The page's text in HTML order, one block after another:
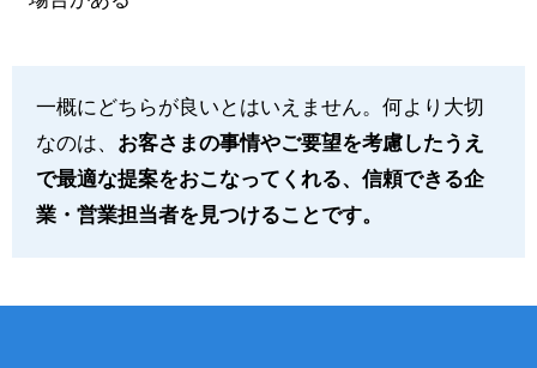
一概にどちらが良いとはいえません。何より大切
なのは、 お客さまの事情やご要望を考慮したうえ
で最適な提案をおこなってくれる、信頼できる企
業・営業担当者を見つけることです。